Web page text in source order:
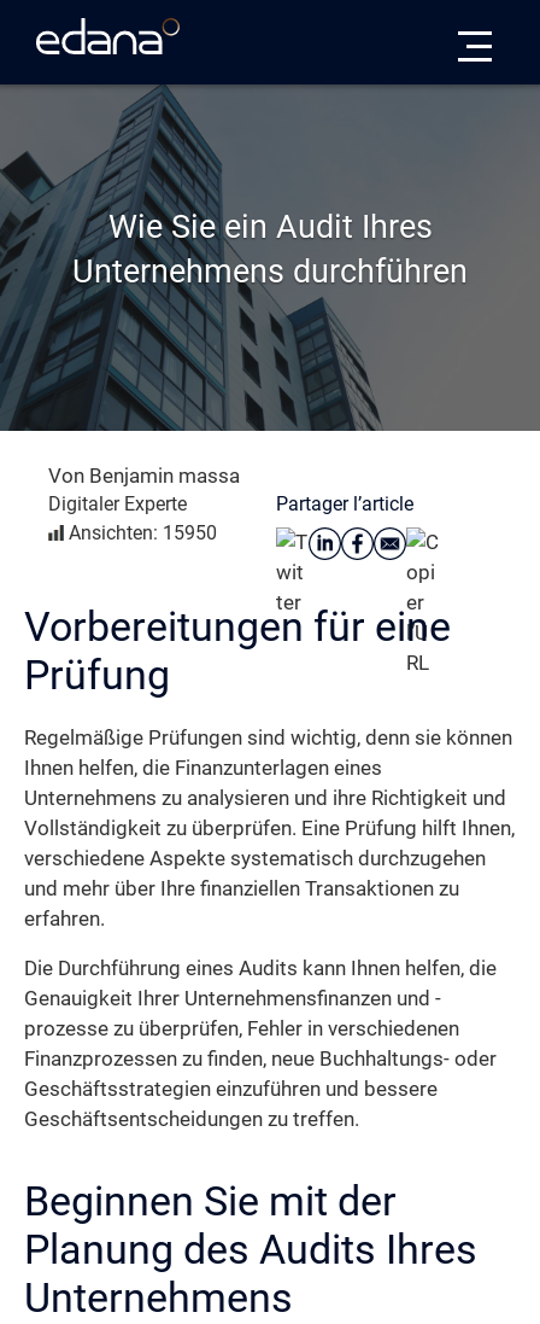
Wie Sie ein Audit Ihres
Unternehmens durchführen
Von Benjamin massa
Digitaler Experte
Ansichten: 15950
Partager l’article
Vorbereitungen für eine
Prüfung
Regelmäßige Prüfungen sind wichtig, denn sie können
Ihnen helfen, die Finanzunterlagen eines
Unternehmens zu analysieren und ihre Richtigkeit und
Vollständigkeit zu überprüfen. Eine Prüfung hilft Ihnen,
verschiedene Aspekte systematisch durchzugehen
und mehr über Ihre finanziellen Transaktionen zu
erfahren.
Die Durchführung eines Audits kann Ihnen helfen, die
Genauigkeit Ihrer Unternehmensfinanzen und -
prozesse zu überprüfen, Fehler in verschiedenen
Finanzprozessen zu finden, neue Buchhaltungs- oder
Geschäftsstrategien einzuführen und bessere
Geschäftsentscheidungen zu treffen.
Beginnen Sie mit der
Planung des Audits Ihres
Unternehmens